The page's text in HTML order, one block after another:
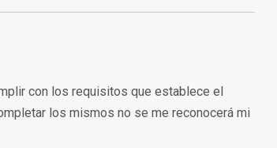
con los requisitos que establece el
los mismos no se me reconocerá mi